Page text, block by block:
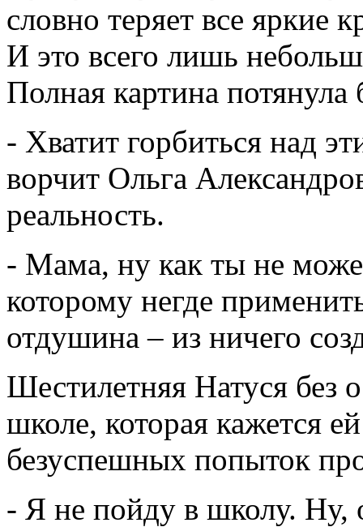
словно теряет все яркие
И это всего лишь
Полная картина
- Хватит горбиться над
ворчит Ольга
реальность.
- Мама, ну как ты не
которому негде
отдушина – из ничего
Шестилетняя Натуся без
школе, которая кажется
безуспешных попыток
- Я не пойду в школу. Ну,